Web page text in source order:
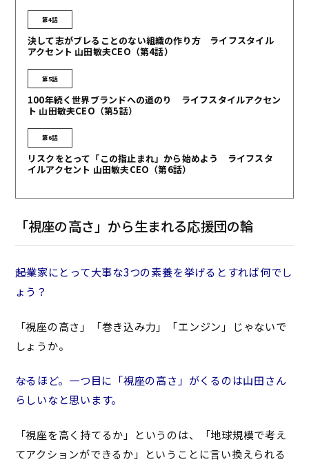
第4話
決して志がブレることのない組織の作り方 ライフスタイル
アクセント 山田敏夫CEO（第4話）
第5話
100年続く世界ブランドへの道のり ライフスタイルアクセン
ト 山田敏夫CEO（第5話）
第6話
リスクをとって「この指止まれ」から始めよう ライフスタ
イルアクセント 山田敏夫CEO（第6話）
「視座の高さ」から生まれる応援団の輪
――起業家にとって大事な3つの素養を挙げるとすれば何でし
ょう？
「視座の高さ」「巻き込み力」「エンジン」じゃないで
しょうか。
――なるほど。一つ目に「視座の高さ」がくるのは山田さん
らしいなと思います。
「視座を高く持てるか」というのは、「地球規模で考え
てアクションができるか」ということに言い換えられる